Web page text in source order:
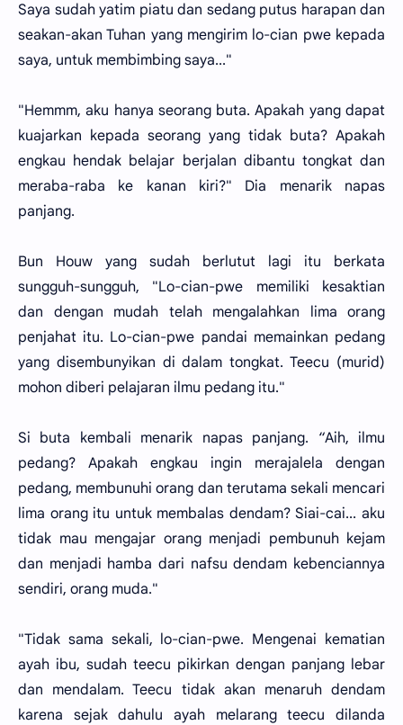
Saya sudah yatim piatu dan sedang putus harapan dan
seakan-akan Tuhan yang mengirim lo-cian pwe kepada
saya, untuk membimbing saya..."
"Hemmm, aku hanya seorang buta. Apakah yang dapat
kuajarkan kepada seorang yang tidak buta? Apakah
engkau hendak belajar berjalan dibantu tongkat dan
meraba-raba ke kanan kiri?" Dia menarik napas
panjang.
Bun Houw yang sudah berlutut lagi itu berkata
sungguh-sungguh, "Lo-cian-pwe memiliki kesaktian
dan dengan mudah telah mengalahkan lima orang
penjahat itu. Lo-cian-pwe pandai memainkan pedang
yang disembunyikan di dalam tongkat. Teecu (murid)
mohon diberi pelajaran ilmu pedang itu."
Si buta kembali menarik napas panjang. “Aih, ilmu
pedang? Apakah engkau ingin merajalela dengan
pedang, membunuhi orang dan terutama sekali mencari
lima orang itu untuk membalas dendam? Siai-cai... aku
tidak mau mengajar orang menjadi pembunuh kejam
dan menjadi hamba dari nafsu dendam kebenciannya
sendiri, orang muda."
"Tidak sama sekali, lo-cian-pwe. Mengenai kematian
ayah ibu, sudah teecu pikirkan dengan panjang lebar
dan mendalam. Teecu tidak akan menaruh dendam
karena sejak dahulu ayah melarang teecu dilanda